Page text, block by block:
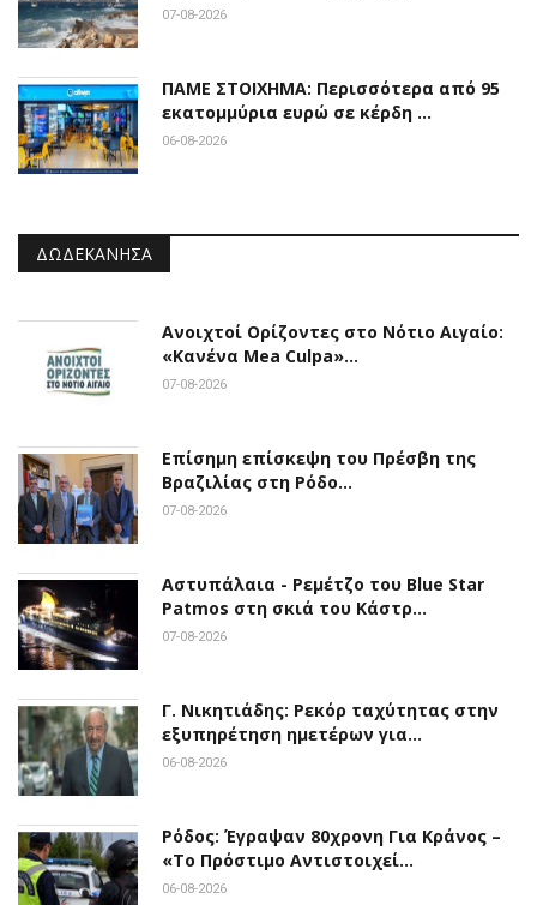
07-08-2026
ΠΑΜΕ ΣΤΟΙΧΗΜΑ: Περισσότερα από 95
εκατομμύρια ευρώ σε κέρδη …
06-08-2026
ΔΩΔΕΚΆΝΗΣΑ
Ανοιχτοί Ορίζοντες στο Νότιο Αιγαίο:
«Κανένα Mea Culpa»…
07-08-2026
Επίσημη επίσκεψη του Πρέσβη της
Βραζιλίας στη Ρόδο…
07-08-2026
Αστυπάλαια - Ρεμέτζο του Blue Star
Patmos στη σκιά του Κάστρ…
07-08-2026
Γ. Νικητιάδης: Ρεκόρ ταχύτητας στην
εξυπηρέτηση ημετέρων για…
06-08-2026
Ρόδος: Έγραψαν 80χρονη Για Κράνος –
«Το Πρόστιμο Αντιστοιχεί…
06-08-2026